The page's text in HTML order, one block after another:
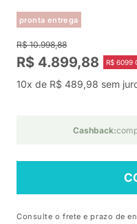
pronta entrega
R$ 10.998,88
R$ 4.899,88 R$ 6099
10x de R$ 489,98 sem
Cashback:
Consulte o frete e prazo de